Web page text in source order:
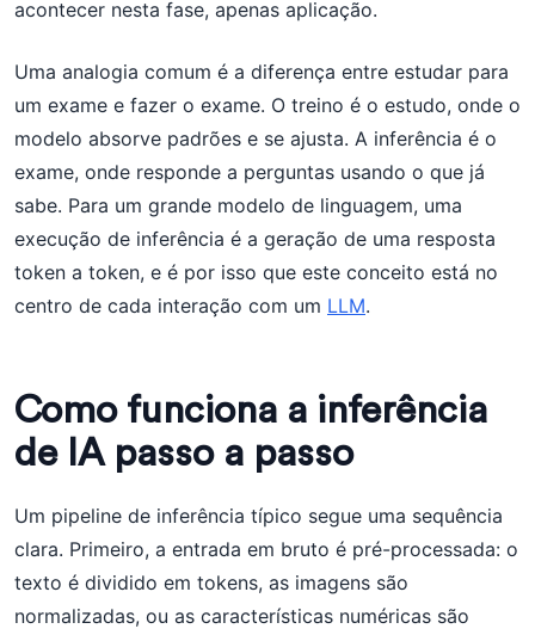
acontecer nesta fase, apenas aplicação.
Uma analogia comum é a diferença entre estudar para
um exame e fazer o exame. O treino é o estudo, onde o
modelo absorve padrões e se ajusta. A inferência é o
exame, onde responde a perguntas usando o que já
sabe. Para um grande modelo de linguagem, uma
execução de inferência é a geração de uma resposta
token a token, e é por isso que este conceito está no
centro de cada interação com um LLM.
Como funciona a inferência
de IA passo a passo
Um pipeline de inferência típico segue uma sequência
clara. Primeiro, a entrada em bruto é pré-processada: o
texto é dividido em tokens, as imagens são
normalizadas, ou as características numéricas são